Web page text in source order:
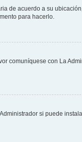
de acuerdo a su
para hacerlo.
comuníquese con La
si puede